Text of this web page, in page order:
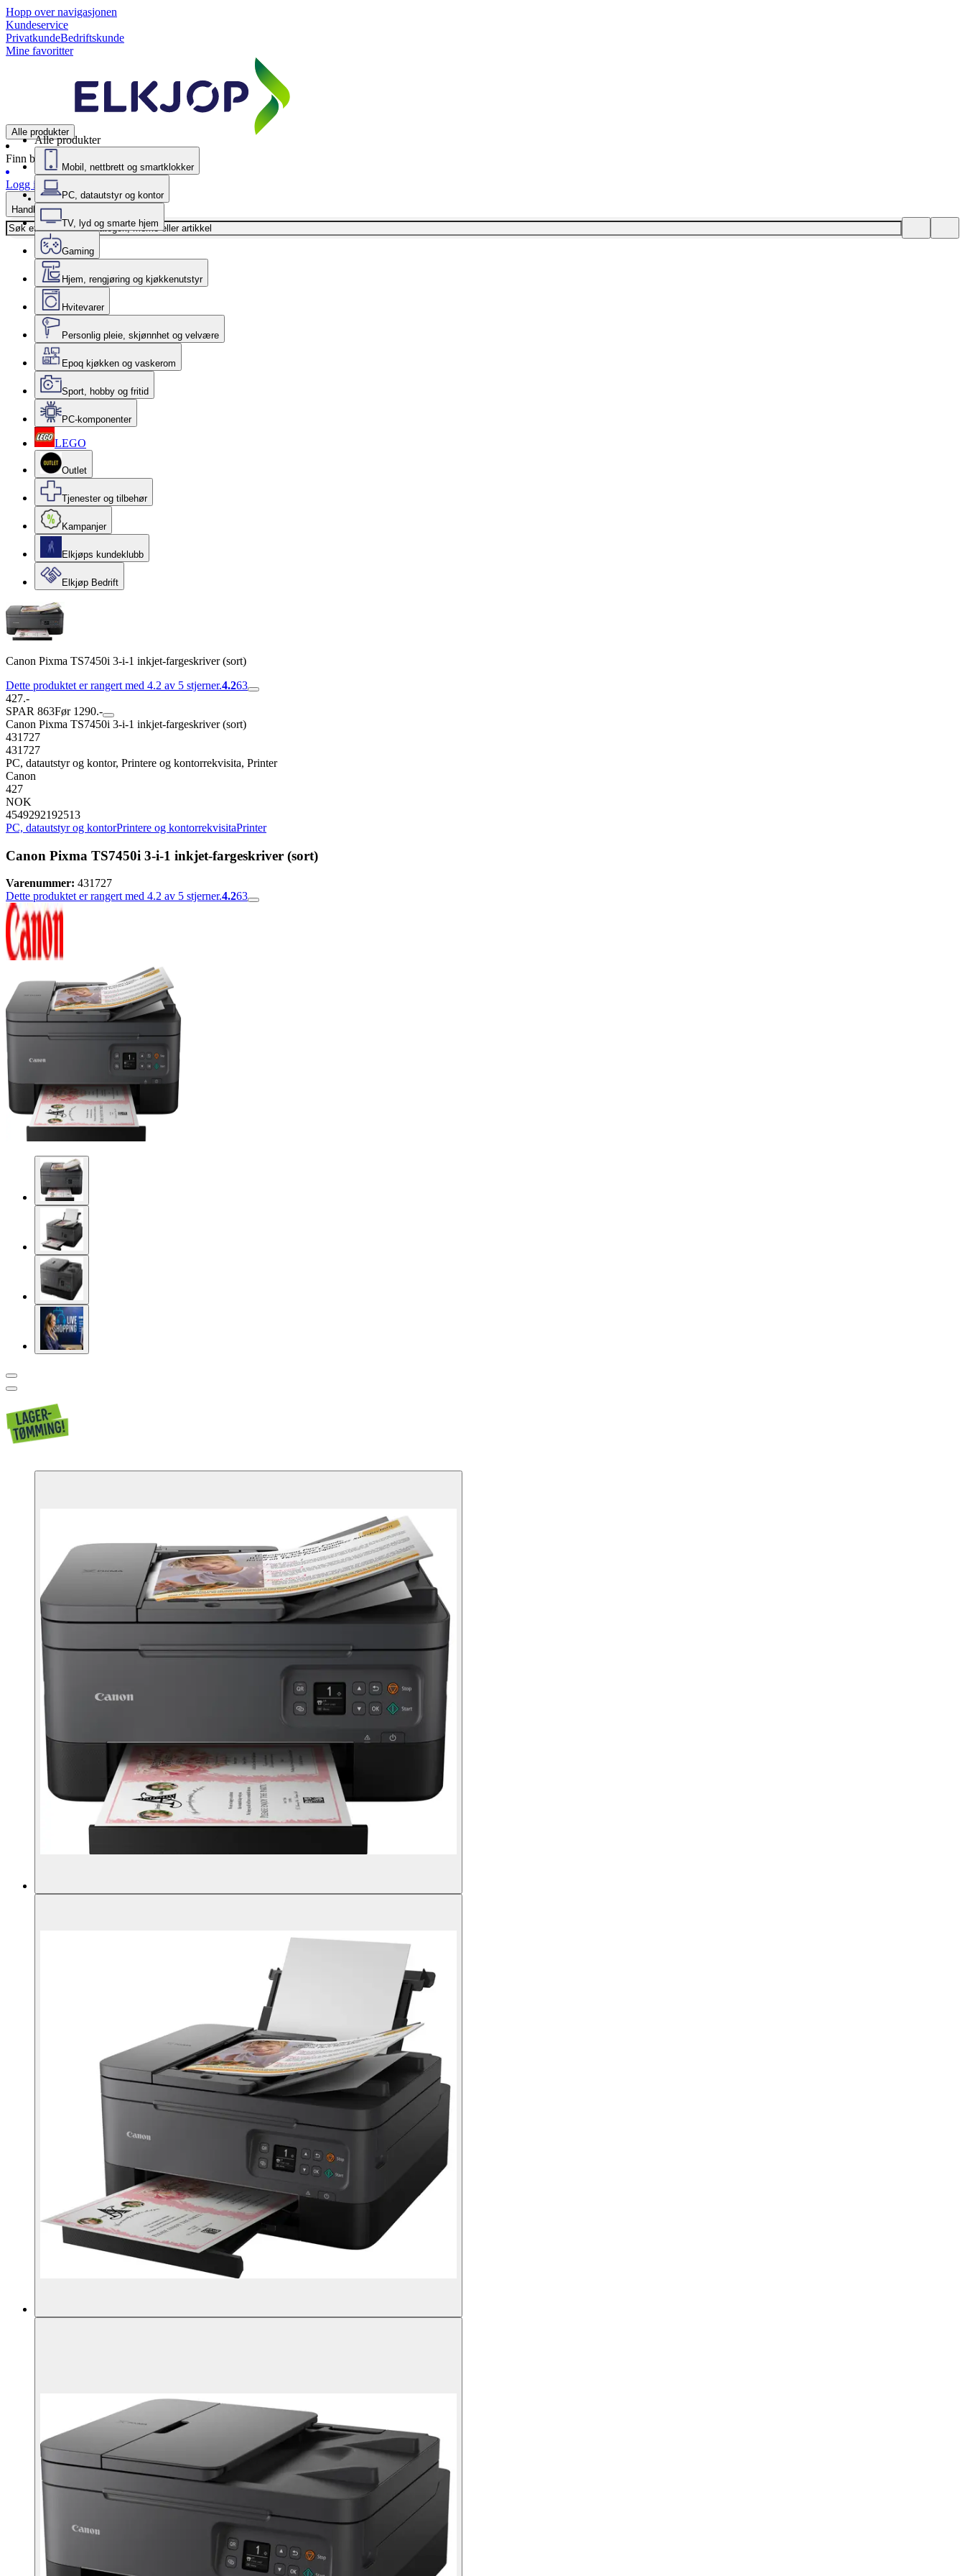
Hopp over navigasjonen
Kundeservice
PrivatkundeBedriftskunde
Mine favoritter
Alle produkter
Finn butikk
Logg inn
Handlekurv
Alle produkter
Mobil, nettbrett og smartklokker
PC, datautstyr og kontor
TV, lyd og smarte hjem
Gaming
Hjem, rengjøring og kjøkkenutstyr
Hvitevarer
Personlig pleie, skjønnhet og velvære
Epoq kjøkken og vaskerom
Sport, hobby og fritid
PC-komponenter
LEGO
Outlet
Tjenester og tilbehør
Kampanjer
Elkjøps kundeklubb
Elkjøp Bedrift
Canon Pixma TS7450i 3-i-1 inkjet-fargeskriver (sort)
Dette produktet er rangert med 4.2 av 5 stjerner.4.263
427.-
SPAR 863Før 1290.-
Canon Pixma TS7450i 3-i-1 inkjet-fargeskriver (sort)
431727
431727
PC, datautstyr og kontor, Printere og kontorrekvisita, Printer
Canon
427
NOK
4549292192513
PC, datautstyr og kontorPrintere og kontorrekvisitaPrinter
Canon Pixma TS7450i 3-i-1 inkjet-fargeskriver (sort)
Varenummer: 431727
Dette produktet er rangert med 4.2 av 5 stjerner.4.263